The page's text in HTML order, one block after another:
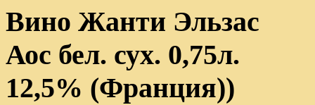
Вино Жанти Эльзас
Аос бел. сух. 0,75л.
12,5% (Франция))